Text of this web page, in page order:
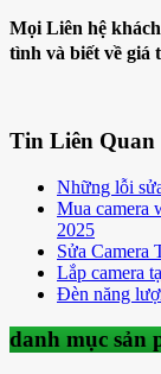
Mọi Liên hệ
tình và biết về giá
Tin Liên Quan
Những lỗi
Mua camera
2025
Sửa Camera
Lắp camera
Đèn năng
danh mục sản